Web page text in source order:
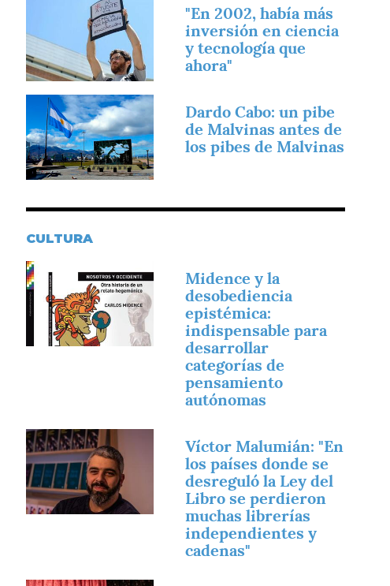
"En 2002, había más
inversión en ciencia
y tecnología que
ahora"
Imagen
Dardo Cabo: un pibe
de Malvinas antes de
los pibes de Malvinas
CULTURA
Imagen
Midence y la
desobediencia
epistémica:
indispensable para
desarrollar
categorías de
pensamiento
autónomas
Imagen
Víctor Malumián: "En
los países donde se
desreguló la Ley del
Libro se perdieron
muchas librerías
independientes y
cadenas"